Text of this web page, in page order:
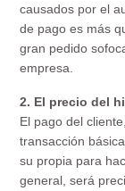
causados por el
de pago es más
gran pedido
empresa.
2. El precio del
El pago del
transacción
su propia para
general, será